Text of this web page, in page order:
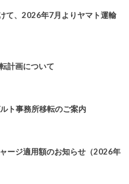
て、2026年7月よりヤマト運輸
計画について
ト事務所移転のご案内
ージ適用額のお知らせ（2026年